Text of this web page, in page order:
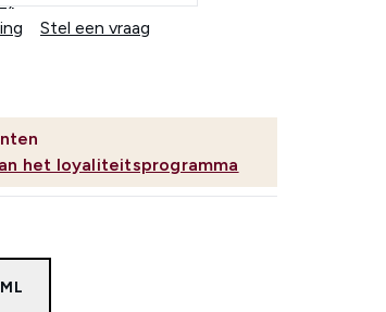
Stel een vraag
het loyaliteitsprogramma